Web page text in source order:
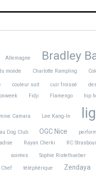
Allemagne Bradley
monde Charlotte Rampling
couleur suit cuir froissé
Fidji Flamengo hip
Camara Lee Kang‑In
Dog Club OGC Nice
Rayan Cherki
RC
soirées Sophie Ristelhueber
Chef téléphérique Zendaya